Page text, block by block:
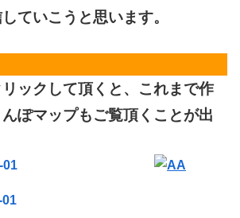
ていこうと思います。
ックして頂くと、これまで作
ぽマップもご覧頂くことが出